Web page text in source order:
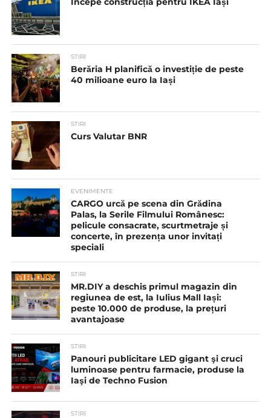
STIRI
Berăria H planifică o investiție de peste
40 milioane euro la Iași
STIRI
Curs Valutar BNR
EVENIMENTE
CARGO urcă pe scena din Grădina
Palas, la Serile Filmului Românesc:
pelicule consacrate, scurtmetraje și
concerte, în prezența unor invitați
speciali
STIRI
MR.DIY a deschis primul magazin din
regiunea de est, la Iulius Mall Iași:
peste 10.000 de produse, la prețuri
avantajoase
STIRI
Panouri publicitare LED gigant şi cruci
luminoase pentru farmacie, produse la
Iaşi de Techno Fusion
STIRI